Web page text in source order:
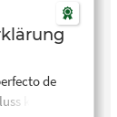
de
kannst du